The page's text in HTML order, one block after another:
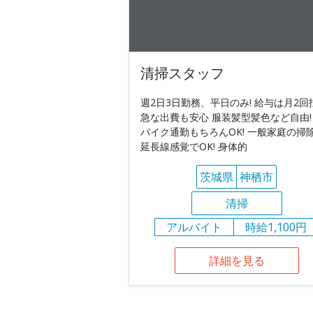
清掃スタッフ
週2日3日勤務、平日のみ! 給与は月2回
急な出費も安心 服装髪型髪色など自由
バイク通勤もちろんOK! 一般家庭の掃
延長線感覚でOK! 身体的
茨城県 神栖市
清掃
アルバイト
時給1,100円
詳細を見る